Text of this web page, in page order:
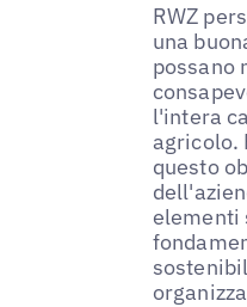
RWZ
una
possano
l'intera
agricolo.
questo
elementi